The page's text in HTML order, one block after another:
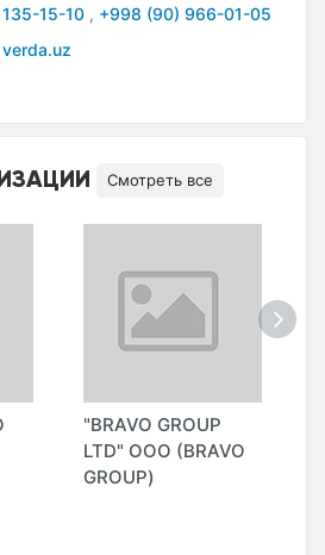
15-10 , +998 (90) 966-01-05
verda.uz
Смотреть все
"BRAVO GROUP
LTD" ООО (BRAVO
GROUP)